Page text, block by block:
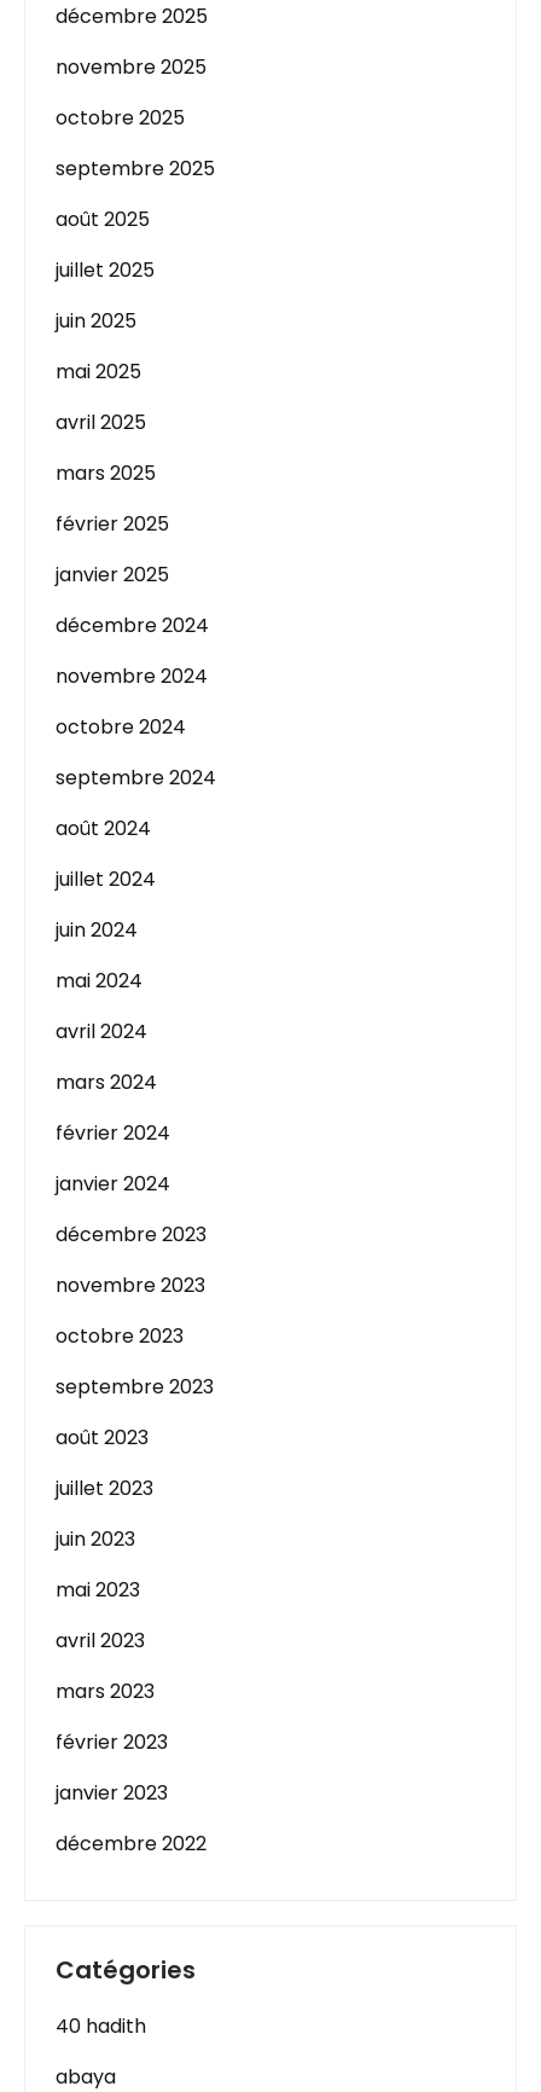
décembre 2025
novembre 2025
octobre 2025
septembre 2025
août 2025
juillet 2025
juin 2025
mai 2025
avril 2025
mars 2025
février 2025
janvier 2025
décembre 2024
novembre 2024
octobre 2024
septembre 2024
août 2024
juillet 2024
juin 2024
mai 2024
avril 2024
mars 2024
février 2024
janvier 2024
décembre 2023
novembre 2023
octobre 2023
septembre 2023
août 2023
juillet 2023
juin 2023
mai 2023
avril 2023
mars 2023
février 2023
janvier 2023
décembre 2022
Catégories
40 hadith
abaya